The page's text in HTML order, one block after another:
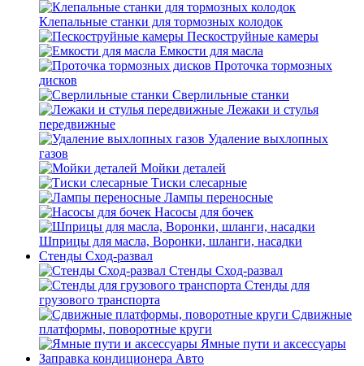
Клепальные станки для тормозных колодок
Пескоструйные камеры
Емкости для масла
Проточка тормозных
дисков
Сверлильные станки
Лежаки и стулья
передвижные
Удаление выхлопных
газов
Мойки деталей
Тиски слесарные
Лампы переносные
Насосы для бочек
Шприцы для масла, Воронки, шланги, насадки
Стенды Сход-развал
Стенды Сход-развал
Стенды для
грузового транспорта
Сдвижные
платформы, поворотные круги
Ямные пути и аксессуары
Заправка кондиционера Авто